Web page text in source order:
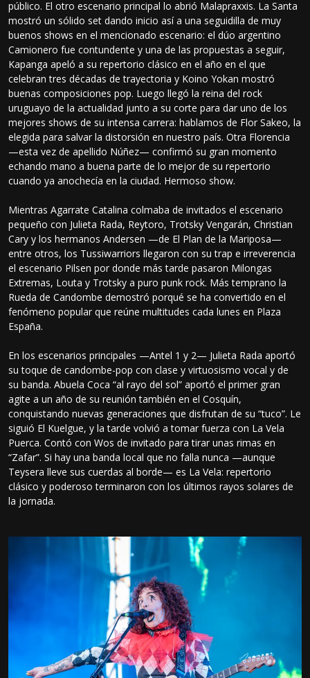
público. El otro escenario principal lo abrió Malapraxxis. La Santa
mostró un sólido set dando inicio así a una seguidilla de muy
buenos shows en el mencionado escenario: el dúo argentino
Camionero fue contundente y una de las propuestas a seguir,
Kapanga apeló a su repertorio clásico en el año en el que
celebran tres décadas de trayectoria y Koino Yokan mostró
buenas composiciones pop. Luego llegó la reina del rock
uruguayo de la actualidad junto a su corte para dar uno de los
mejores shows de su intensa carrera: hablamos de Flor Sakeo, la
elegida para salvar la distorsión en nuestro país. Otra Florencia
—esta vez de apellido Núñez— confirmó su gran momento
echando mano a buena parte de lo mejor de su repertorio
cuando ya anochecía en la ciudad. Hermoso show.
Mientras Agarrate Catalina colmaba de invitados el escenario
pequeño con Julieta Rada, Reytoro, Trotsky Vengarán, Christian
Cary y los hermanos Andersen —de El Plan de la Mariposa—
entre otros, los Tussiwarriors llegaron con su trap e irreverencia
el escenario Pilsen por donde más tarde pasaron Milongas
Extremas, Louta y Trotsky a puro punk rock. Más temprano la
Rueda de Candombe demostró porqué se ha convertido en el
fenómeno popular que reúne multitudes cada lunes en Plaza
España.
En los escenarios principales —Antel 1 y 2— Julieta Rada aportó
su toque de candombe-pop con clase y virtuosismo vocal y de
su banda. Abuela Coca “al rayo del sol” aportó el primer gran
agite a un año de su reunión también en el Cosquín,
conquistando nuevas generaciones que disfrutan de su “tuco”. Le
siguió El Kuelgue, y la tarde volvió a tomar fuerza con La Vela
Puerca. Contó con Wos de invitado para tirar unas rimas en
“Zafar”. Si hay una banda local que no falla nunca —aunque
Teysera lleve sus cuerdas al borde— es La Vela: repertorio
clásico y poderoso terminaron con los últimos rayos solares de
la jornada.